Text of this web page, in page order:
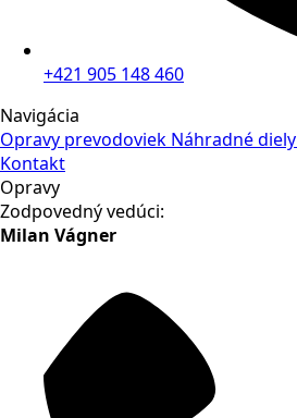
+421 905 148 460
Navigácia
Opravy prevodoviek Náhradné diely
Kontakt
Opravy
Zodpovedný vedúci:
Milan Vágner